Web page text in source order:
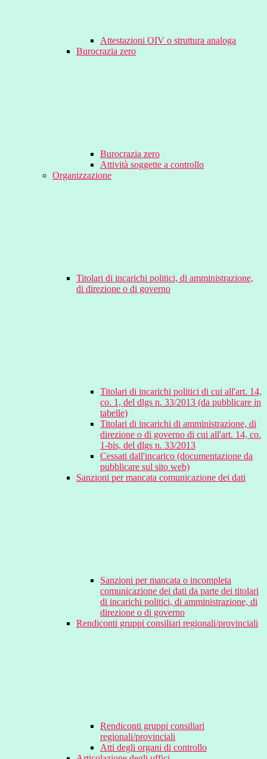
Attestazioni OIV o struttura analoga
Burocrazia zero
Burocrazia zero
Attività soggette a controllo
Organizzazione
Titolari di incarichi politici, di amministrazione,
di direzione o di governo
Titolari di incarichi politici di cui all'art. 14,
co. 1, del dlgs n. 33/2013 (da pubblicare in
tabelle)
Titolari di incarichi di amministrazione, di
direzione o di governo di cui all'art. 14, co.
1-bis, del dlgs n. 33/2013
Cessati dall'incarico (documentazione da
pubblicare sul sito web)
Sanzioni per mancata comunicazione dei dati
Sanzioni per mancata o incompleta
comunicazione dei dati da parte dei titolari
di incarichi politici, di amministrazione, di
direzione o di governo
Rendiconti gruppi consiliari regionali/provinciali
Rendiconti gruppi consiliari
regionali/provinciali
Atti degli organi di controllo